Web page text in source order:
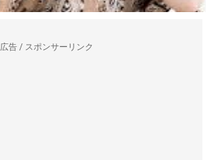
広告 / スポンサーリンク